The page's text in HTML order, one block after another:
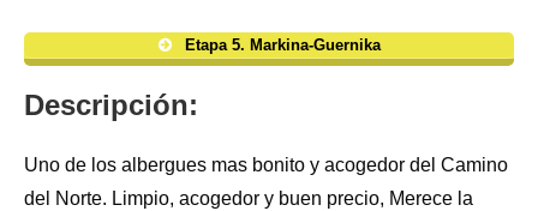
Etapa 5. Markina-Guernika
Descripción:
Uno de los albergues mas bonito y acogedor del Camino
del Norte. Limpio, acogedor y buen precio, Merece la